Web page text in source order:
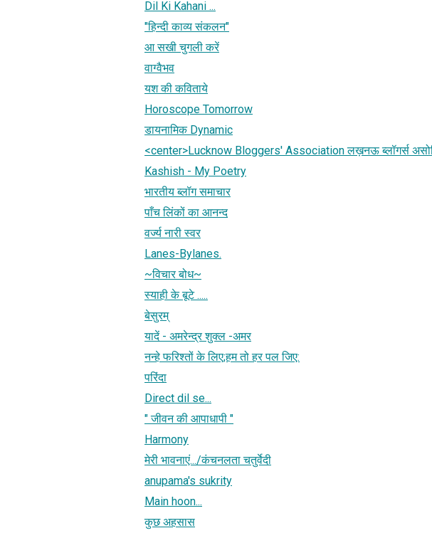
Dil Ki Kahani ...
"हिन्दी काव्य संकलन"
आ सखी चुगली करें
वाग्वैभव
यश की कविताये
Horoscope Tomorrow
डायनामिक Dynamic
<center>Lucknow Bloggers' Association लख़नऊ ब्‍लॉगर्स
Kashish - My Poetry
भारतीय ब्लॉग समाचार
पाँच लिंकों का आनन्द
वर्ज्य नारी स्वर
Lanes-Bylanes.
~विचार बोध~
स्याही के बूटे .....
बेसुरम्‌
यादें - अमरेन्द्र शुक्ल -अमर
नन्हे फरिश्तों के लिए;हम तो हर पल जिए:
परिंदा
Direct dil se...
" जीवन की आपाधापी "
Harmony
मेरी भावनाएं.../कंचनलता चतुर्वेदी
anupama's sukrity
Main hoon...
कुछ अहसास